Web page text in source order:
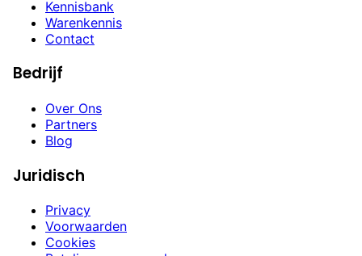
Kennisbank
Warenkennis
Contact
Bedrijf
Over Ons
Partners
Blog
Juridisch
Privacy
Voorwaarden
Cookies